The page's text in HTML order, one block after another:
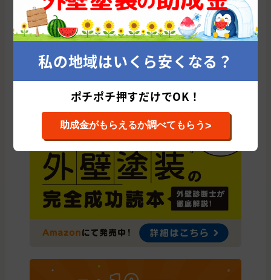
探す
盛岡市 一関市 奥州市 紫波郡 花巻市 北上市 滝沢市
二戸郡 二戸市 八幡平市 釜石市 久慈市
下閉伊郡
大船渡市 和賀郡 西磐井郡 気仙郡 上閉伊郡
私の地域はいくら安くなる？
ポチポチ押すだけでOK！
助成金がもらえるか調べてもらう>